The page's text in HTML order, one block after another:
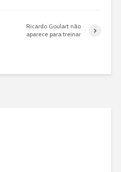
Ricardo Goulart não
aparece para treinar